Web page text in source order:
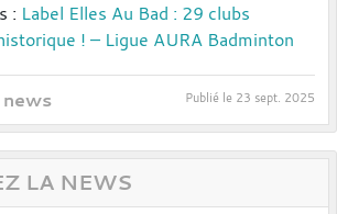
: Label Elles Au Bad : 29 clubs
! – Ligue AURA Badminton
Publié le 23 sept. 2025
LA NEWS